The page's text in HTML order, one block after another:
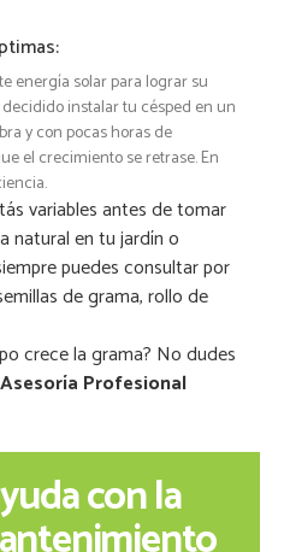
energía solar para lograr su
instalar tu césped en un
y con pocas horas de
el crecimiento se retrase. En
variables antes de tomar
natural en tu jardín o
puedes consultar por
de grama, rollo de
crece la grama? No dudes
Asesoría Profesional
con la